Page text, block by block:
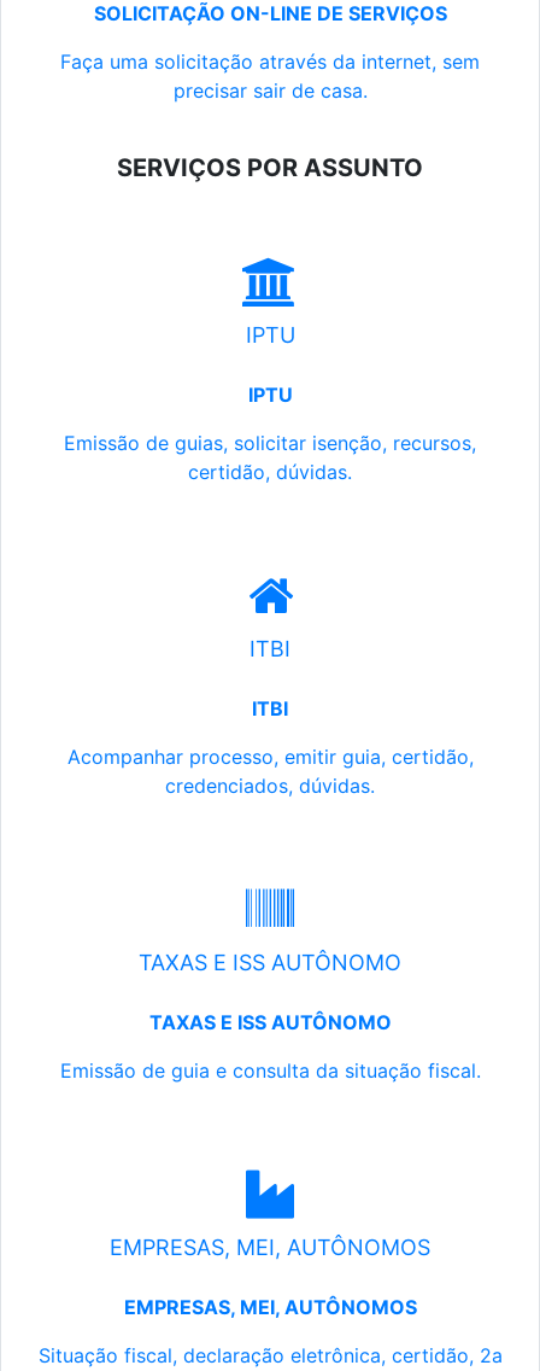
SOLICITAÇÃO ON-LINE DE SERVIÇOS
Faça uma solicitação através da internet, sem
precisar sair de casa.
SERVIÇOS POR ASSUNTO
IPTU
IPTU
Emissão de guias, solicitar isenção, recursos,
certidão, dúvidas.
ITBI
ITBI
Acompanhar processo, emitir guia, certidão,
credenciados, dúvidas.
TAXAS E ISS AUTÔNOMO
TAXAS E ISS AUTÔNOMO
Emissão de guia e consulta da situação fiscal.
EMPRESAS, MEI, AUTÔNOMOS
EMPRESAS, MEI, AUTÔNOMOS
Situação fiscal, declaração eletrônica, certidão, 2a